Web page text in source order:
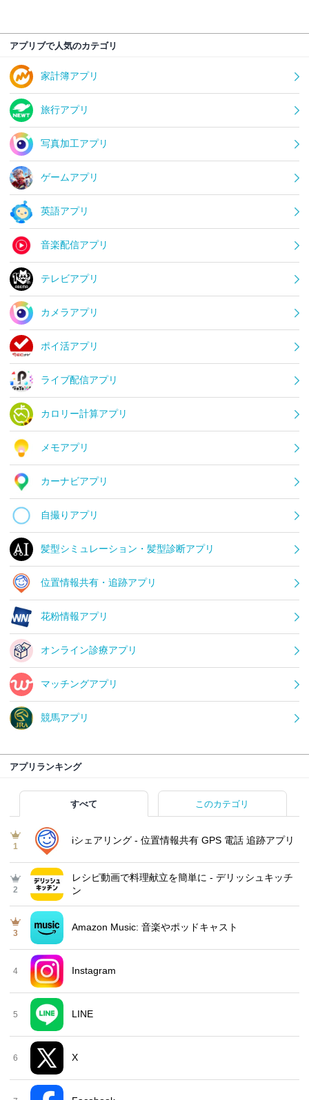
アプリブで人気のカテゴリ
家計簿アプリ
旅行アプリ
写真加工アプリ
ゲームアプリ
英語アプリ
音楽配信アプリ
テレビアプリ
カメラアプリ
ポイ活アプリ
ライブ配信アプリ
カロリー計算アプリ
メモアプリ
カーナビアプリ
自撮りアプリ
髪型シミュレーション・髪型診断アプリ
位置情報共有・追跡アプリ
花粉情報アプリ
オンライン診療アプリ
マッチングアプリ
競馬アプリ
アプリランキング
すべて このカテゴリ
1
iシェアリング - 位置情報共有 GPS 電話 追跡アプリ
2
レシピ動画で料理献立を簡単‪に - デリッシュキッチ
ン
3
Amazon Music: 音楽やポッドキャスト
4 Instagram
5 LINE
6 X